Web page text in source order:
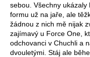
sebou. Všechny
formu už na jaře, ale
žádnou z nich mě nijak
zajímavý u Force One,
odchovanci v Chuchli a
dvouletými. Stáj ale